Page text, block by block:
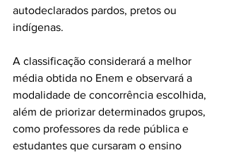
autodeclarados pardos, pretos ou
indígenas.
A classificação considerará a melhor
média obtida no Enem e observará a
modalidade de concorrência escolhida,
além de priorizar determinados grupos,
como professores da rede pública e
estudantes que cursaram o ensino